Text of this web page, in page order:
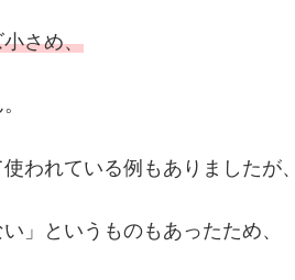
さめ、
われている例もありましたが、
」というものもあったため、